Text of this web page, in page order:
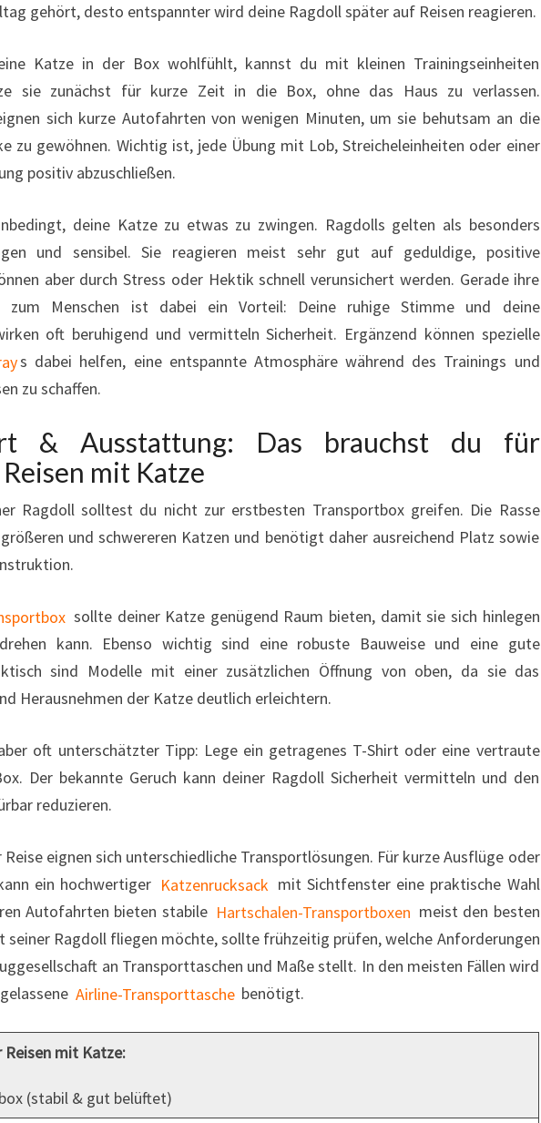
gehört, desto entspannter wird deine Ragdoll später auf Reisen reagieren.
Katze in der Box wohlfühlt, kannst du mit kleinen Trainingseinheiten
sie zunächst für kurze Zeit in die Box, ohne das Haus zu verlassen.
sich kurze Autofahrten von wenigen Minuten, um sie behutsam an die
zu gewöhnen. Wichtig ist, jede Übung mit Lob, Streicheleinheiten oder einer
positiv abzuschließen.
deine Katze zu etwas zu zwingen. Ragdolls gelten als besonders
und sensibel. Sie reagieren meist sehr gut auf geduldige, positive
aber durch Stress oder Hektik schnell verunsichert werden. Gerade ihre
zum Menschen ist dabei ein Vorteil: Deine ruhige Stimme und deine
oft beruhigend und vermitteln Sicherheit. Ergänzend können spezielle
s dabei helfen, eine entspannte Atmosphäre während des Trainings und
zu schaffen.
& Ausstattung: Das brauchst du für
mit Katze
Ragdoll solltest du nicht zur erstbesten Transportbox greifen. Die Rasse
und schwereren Katzen und benötigt daher ausreichend Platz sowie
sollte deiner Katze genügend Raum bieten, damit sie sich hinlegen
kann. Ebenso wichtig sind eine robuste Bauweise und eine gute
sind Modelle mit einer zusätzlichen Öffnung von oben, da sie das
Herausnehmen der Katze deutlich erleichtern.
oft unterschätzter Tipp: Lege ein getragenes T-Shirt oder eine vertraute
Der bekannte Geruch kann deiner Ragdoll Sicherheit vermitteln und den
reduzieren.
Reise eignen sich unterschiedliche Transportlösungen. Für kurze Ausflüge oder
ein hochwertiger Katzenrucksack mit Sichtfenster eine praktische Wahl
Autofahrten bieten stabile Hartschalen-Transportboxen meist den besten
seiner Ragdoll fliegen möchte, sollte frühzeitig prüfen, welche Anforderungen
an Transporttaschen und Maße stellt. In den meisten Fällen wird
Airline-Transporttasche benötigt.
Reisen mit Katze:
(stabil & gut belüftet)